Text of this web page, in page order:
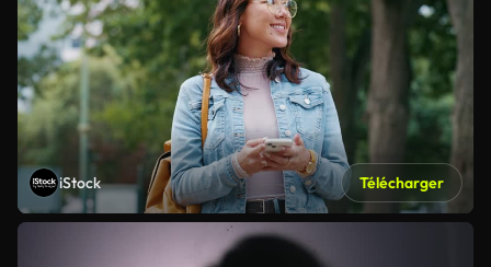
iStock Télécharger